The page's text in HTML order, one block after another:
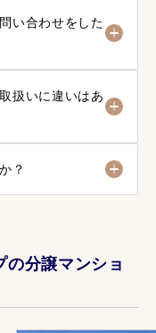
い合わせをした
扱いに違いはあ
？
の分譲マンショ